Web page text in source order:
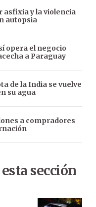
asfixia y la violencia
autopsia
opera el negocio
a Paraguay
de la India se vuelve
su agua
a compradores
sección